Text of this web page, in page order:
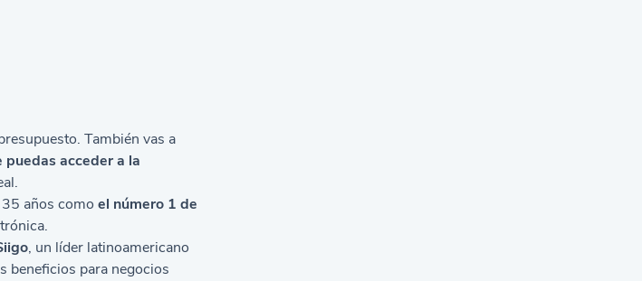
También vas a
acceder a la
35 años comoel número 1 de
.
, un líder latinoamericano
beneficios para negocios